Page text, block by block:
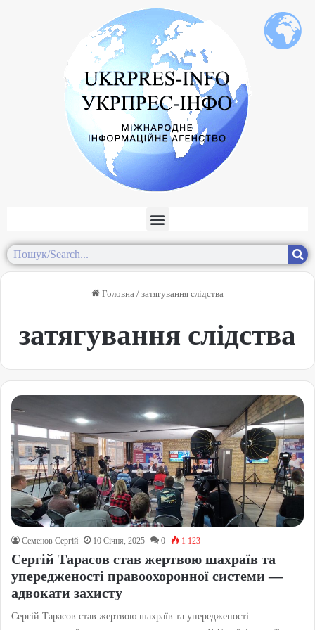
Головна / затягування слідства
затягування слідства
Семенов Сергій 10 Січня, 2025 0 1 123
Сергій Тарасов став жертвою шахраїв та
упередженості правоохоронної системи —
адвокати захисту
Сергій Тарасов став жертвою шахраїв та упередженості